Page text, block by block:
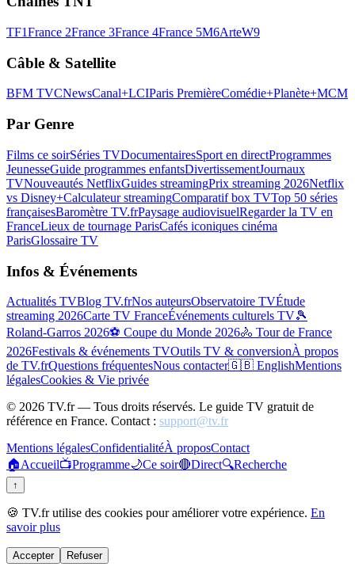
TF1France 2France 3France 4France 5M6ArteW9
Câble & Satellite
BFM TVCNewsCanal+LCIParis PremièreComédie+Planète+MCM
Par Genre
Films ce soirSéries TVDocumentairesSport en directProgrammes
JeunesseGuide programmes enfantsDivertissementJournaux
TVNouveautés NetflixGuides streamingPrix streaming 2026Netflix
vs Disney+Calculateur streamingComparatif box TVTop 50 séries
françaisesBaromètre TV.frPaysage audiovisuelRegarder la TV en
FranceLieux de tournage ParisCafés iconiques cinéma
ParisGlossaire TV
Infos & Événements
Actualités TVBlog TV.frNos auteursObservatoire TVÉtude
streaming 2026Carte TV FranceÉvénements culturels TV🎾
Roland-Garros 2026⚽ Coupe du Monde 2026🚴 Tour de France
2026Festivals & événements TVOutils TV & conversionÀ propos
de TV.frQuestions fréquentesNous contacter🇬🇧 EnglishMentions
légalesCookies & Vie privée
© 2026 TV.fr — Tous droits réservés. Le guide TV gratuit de
référence en France. Contact : support@tv.fr
Mentions légalesConfidentialitéÀ proposContact
🏠Accueil📺Programme🌙Ce soir🔴Direct🔍Recherche
↑
🍪 TV.fr utilise des cookies pour améliorer votre expérience. En
savoir plus
Accepter Refuser